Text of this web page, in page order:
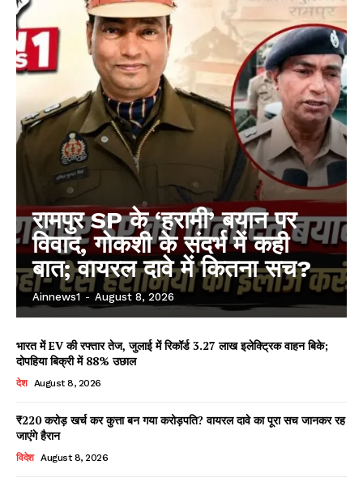
रामपुर SP के ‘हरामी’ बयान पर
विवाद, गोकशी के संदर्भ में कही
बात; वायरल दावे में कितना सच?
Ainnews1 - August 8, 2026
भारत में EV की रफ्तार तेज, जुलाई में रिकॉर्ड 3.27 लाख इलेक्ट्रिक वाहन बिके;
दोपहिया बिक्री में 88% उछाल
देश August 8, 2026
₹220 करोड़ खर्च कर कुत्ता बन गया करोड़पति? वायरल दावे का पूरा सच जानकर रह
जाएंगे हैरान
विदेश August 8, 2026